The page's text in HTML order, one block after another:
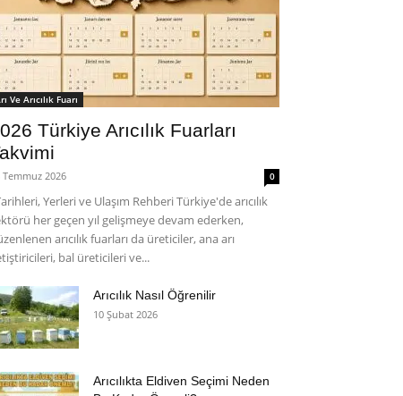
Ve Arıcılık Fuarı
Türkiye Arıcılık Fuarları
Temmuz 2026 0
Yerleri ve Ulaşım Rehberi Türkiye'de arıcılık
her geçen yıl gelişmeye devam ederken,
arıcılık fuarları da üreticiler, ana arı
bal üreticileri ve...
Arıcılık Nasıl Öğrenilir
10 Şubat 2026
Arıcılıkta Eldiven Seçimi Neden